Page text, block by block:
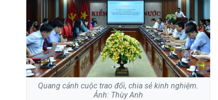
Quang cảnh cuộc trao đổi, chia sẻ kinh nghiệm.
Ảnh: Thùy Anh